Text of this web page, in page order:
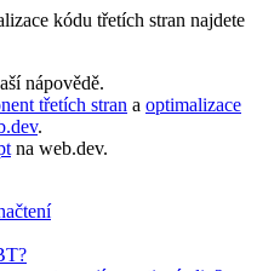
kódu třetích stran najdete
nápovědě.
třetích stran a optimalizace
.
na web.dev.